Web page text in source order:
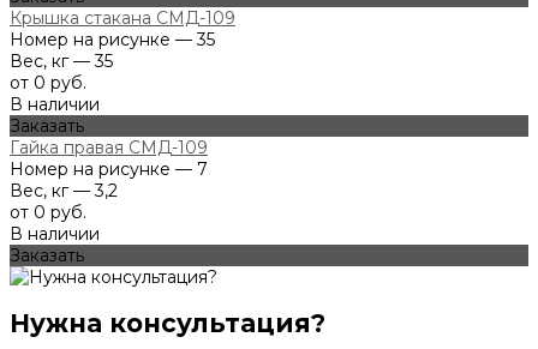
Крышка стакана СМД-109
Номер на рисунке — 35
Вес, кг — 35
от 0 руб.
В наличии
Заказать
Гайка правая СМД-109
Номер на рисунке — 7
Вес, кг — 3,2
от 0 руб.
В наличии
Заказать
Нужна консультация?